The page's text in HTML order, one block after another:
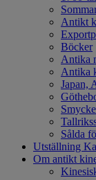
Antikt
Böcker
Antika
Antika
Japan,
Sålda
Utställning
Om antikt